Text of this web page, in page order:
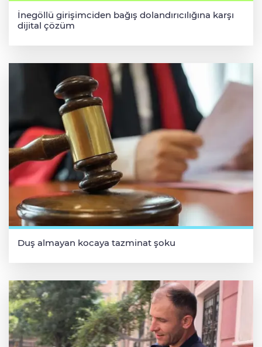
İnegöllü girişimciden bağış dolandırıcılığına karşı
dijital çözüm
Duş almayan kocaya tazminat şoku